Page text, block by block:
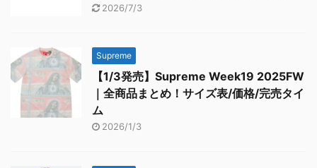
2026/7/3
Supreme
【1/3発売】Supreme Week19 2025FW
｜全商品まとめ！サイズ表/価格/完売タイ
ム
2026/1/3